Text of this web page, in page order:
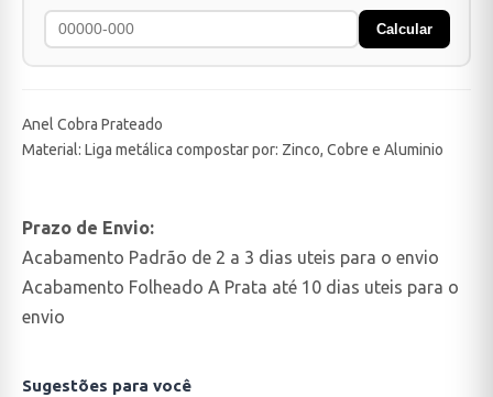
Calcular
Anel Cobra Prateado
Material: Liga metálica compostar por: Zinco, Cobre e Aluminio
Prazo de Envio:
Acabamento Padrão de 2 a 3 dias uteis para o envio
Acabamento Folheado A Prata até 10 dias uteis para o
envio
Sugestões para você